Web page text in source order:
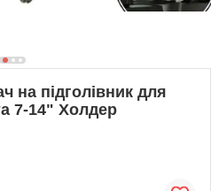
на підголівник для
7-14" Холдер